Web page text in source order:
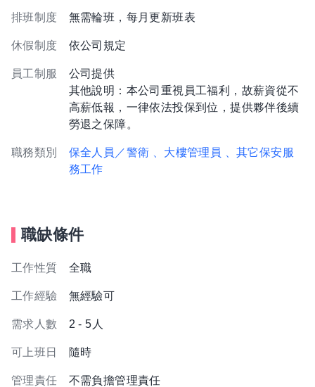
排班制度 無需輪班，每月更新班表
休假制度 依公司規定
員工制服
公司提供
其他說明：本公司重視員工福利，故薪資從不
高薪低報，一律依法投保到位，提供夥伴後續
勞退之保障。
職務類別 保全人員／警衛 、大樓管理員
、其它保安服
務工作
職缺條件
工作性質 全職
工作經驗 無經驗可
需求人數 2 - 5人
可上班日 隨時
管理責任 不需負擔管理責任